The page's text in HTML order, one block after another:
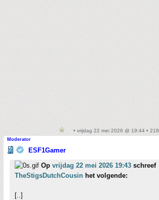
• vrijdag 22 mei 2026 @ 19:44 • 218
Moderator
ESF1Gamer
Op vrijdag 22 mei 2026 19:43 schreef
TheStigsDutchCousin het volgende:
[..]